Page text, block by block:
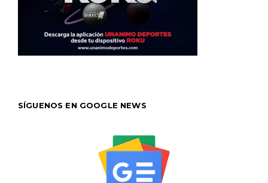
SÍGUENOS EN GOOGLE NEWS